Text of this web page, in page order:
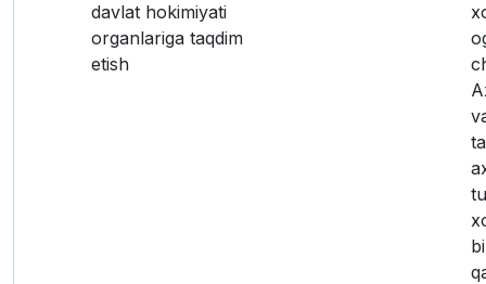
davlat hokimiyati
organlariga taqdim
etish